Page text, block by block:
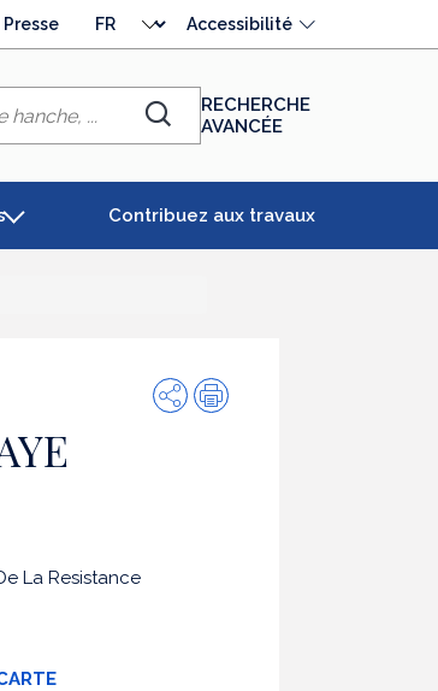
Presse
langue
Accessibilité
Chercher
RECHERCHE
AVANCÉE
Contribuez aux travaux
PartagerImpression
La Resistance